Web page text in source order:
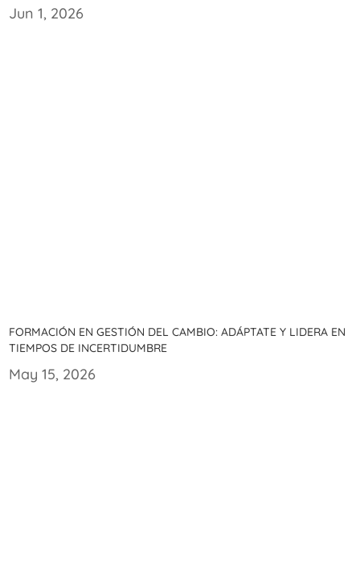
Jun 1, 2026
Formación en gestión del cambio: Adáptate y lidera en
tiempos de incertidumbre
May 15, 2026